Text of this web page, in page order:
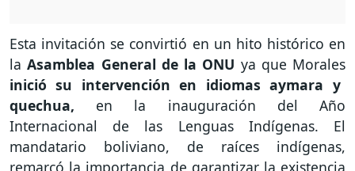
Esta invitación se convirtió en un hito histórico en
laAsamblea General de la ONU ya que Morales
inició su intervención en idiomas aymara y
quechua, en la inauguración del Año
Internacional de las Lenguas Indígenas. El
mandatario boliviano, de raíces indígenas,